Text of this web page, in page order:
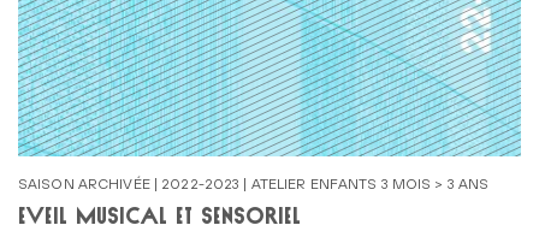
SAISON ARCHIVÉE | 2022-2023 | ATELIER ENFANTS 3 MOIS > 3 ANS
ÉVEIL MUSICAL ET SENSORIEL